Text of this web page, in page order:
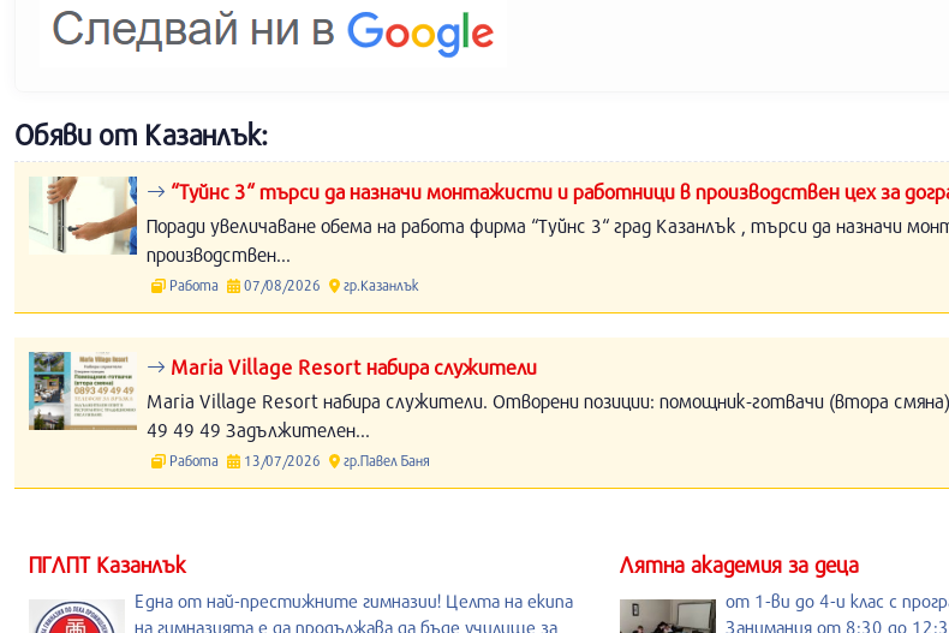
Обяви от Казанлък:
“Туйнс 3“ търси да назначи монтажисти и работници в производствен цех за
Поради увеличаване обема на работа фирма “Туйнс 3“ град Казанлък , търси да назначи
производствен...
Работа 07/08/2026 гр.Казанлък
Maria Village Resort набира служители
Maria Village Resort набира служители. Отворени позиции: помощник-готвачи (втора
49 49 49 Задължителен...
Работа 13/07/2026 гр.Павел Баня
ПГЛПТ Казанлък
Една от най-престижните гимназии! Целта на екипа
на гимназията е да продължава да бъде училище за
Лятна академия за деца
от 1-ви до 4-и клас с
Занимания от 8:30 до